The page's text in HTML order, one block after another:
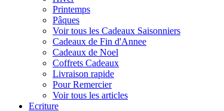
Printemps
Pâques
Voir tous les Cadeaux Saisonniers
Cadeaux de Fin d'Annee
Cadeaux de Noel
Coffrets Cadeaux
Livraison rapide
Pour Remercier
Voir tous les articles
Ecriture